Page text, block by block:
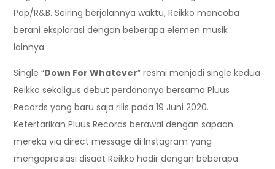
Pop/R&B. Seiring berjalannya waktu, Reikko mencoba
berani eksplorasi dengan beberapa elemen musik
lainnya.
Single “Down For Whatever” resmi menjadi single kedua
Reikko sekaligus debut perdananya bersama Pluus
Records yang baru saja rilis pada 19 Juni 2020.
Ketertarikan Pluus Records berawal dengan sapaan
mereka via direct message di Instagram yang
mengapresiasi disaat Reikko hadir dengan beberapa